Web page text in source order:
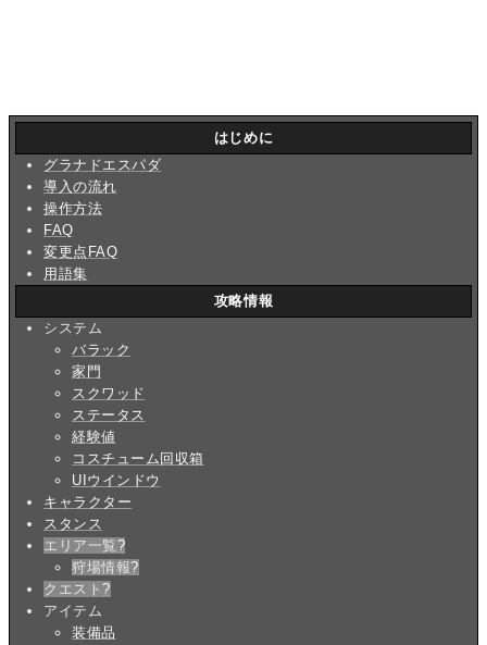
はじめに
グラナドエスパダ
導入の流れ
操作方法
FAQ
変更点FAQ
用語集
攻略情報
システム
バラック
家門
スクワッド
ステータス
経験値
コスチューム回収箱
UIウインドウ
キャラクター
スタンス
エリア一覧?
狩場情報?
クエスト?
アイテム
装備品